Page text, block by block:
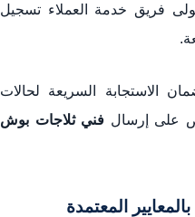
0581781705. سيتولى فريق خدمة العملاء تسجيل
الاستجابة السريعة لحالات
على إرسال فني ثلاجات بوش